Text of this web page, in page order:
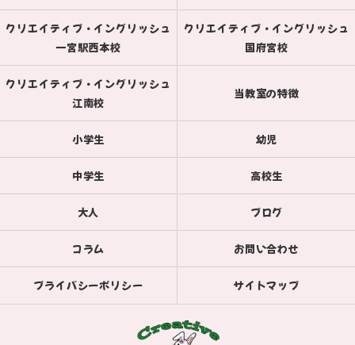
クリエイティブ・イングリッシュ
一宮駅西本校
クリエイティブ・イングリッシュ
国府宮校
クリエイティブ・イングリッシュ
江南校
当教室の特徴
小学生 幼児
中学生 高校生
大人 ブログ
コラム お問い合わせ
プライバシーポリシー サイトマップ